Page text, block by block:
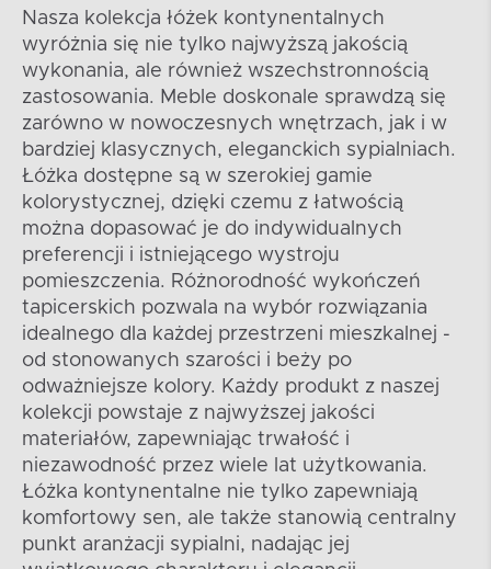
Nasza kolekcja łóżek kontynentalnych
wyróżnia się nie tylko najwyższą jakością
wykonania, ale również wszechstronnością
zastosowania. Meble doskonale sprawdzą się
zarówno w nowoczesnych wnętrzach, jak i w
bardziej klasycznych, eleganckich sypialniach.
Łóżka dostępne są w szerokiej gamie
kolorystycznej, dzięki czemu z łatwością
można dopasować je do indywidualnych
preferencji i istniejącego wystroju
pomieszczenia. Różnorodność wykończeń
tapicerskich pozwala na wybór rozwiązania
idealnego dla każdej przestrzeni mieszkalnej -
od stonowanych szarości i beży po
odważniejsze kolory. Każdy produkt z naszej
kolekcji powstaje z najwyższej jakości
materiałów, zapewniając trwałość i
niezawodność przez wiele lat użytkowania.
Łóżka kontynentalne nie tylko zapewniają
komfortowy sen, ale także stanowią centralny
punkt aranżacji sypialni, nadając jej